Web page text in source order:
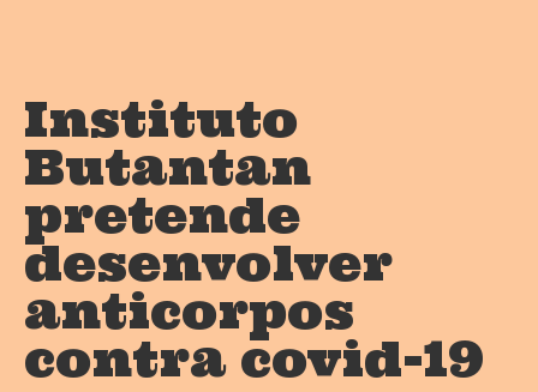
Instituto
Butantan
pretende
desenvolver
anticorpos
contra covid-19